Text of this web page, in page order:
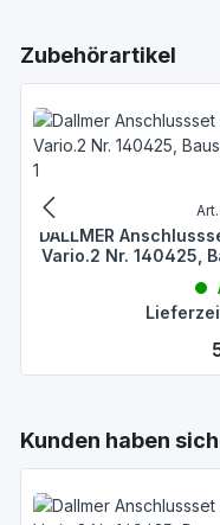
Produktgalerie
Zubehörartikel
DALLMER
Vario.2 Nr. 140425,
Produktgalerie
Kunden haben